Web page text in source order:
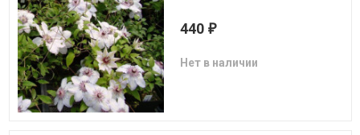
440 ₽
Нет в наличии